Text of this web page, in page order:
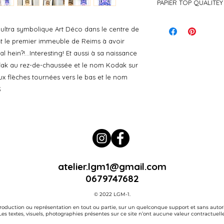
symbolique Art Déco dans le centre de
le premier immeuble de Reims à avoir
hein?!...Interesting! Et aussi à sa naissance
au rez-de-chaussée et le nom Kodak sur
flèches tournées vers le bas et le nom
Ou on se retrouve
Sinon je vous
tout beau bien
PAPIER TOP QUALITEY
atelier.lgm1@gmail.com
0679747682
© 2022 LGM-1.
ou représentation en tout ou partie, sur un quelconque support et sans
textes, visuels, photographies présentes sur ce site n’ont aucune valeur